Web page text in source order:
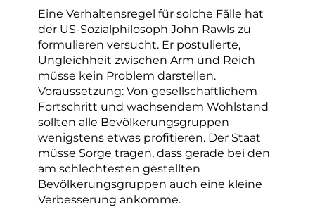
Eine Verhaltensregel für solche Fälle hat
der US-Sozialphilosoph John Rawls zu
formulieren versucht. Er postulierte,
Ungleichheit zwischen Arm und Reich
müsse kein Problem darstellen.
Voraussetzung: Von gesellschaftlichem
Fortschritt und wachsendem Wohlstand
sollten alle Bevölkerungsgruppen
wenigstens etwas profitieren. Der Staat
müsse Sorge tragen, dass gerade bei den
am schlechtesten gestellten
Bevölkerungsgruppen auch eine kleine
Verbesserung ankomme.